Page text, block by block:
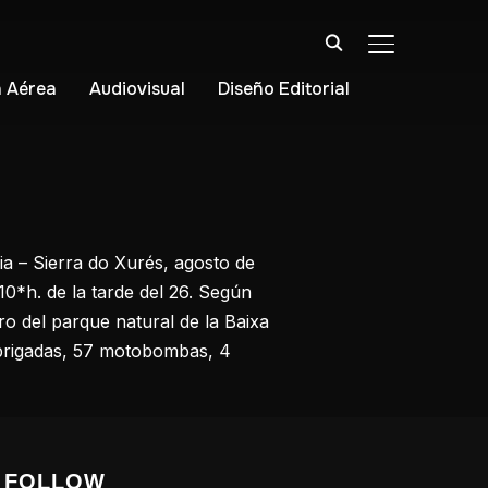
ALTERNAR
Aérea Audiovisual Diseño Editorial
– Sierra do Xurés, agosto de
de la tarde del 26. Según
del parque natural de la Baixa
57 motobombas, 4
FOLLOW